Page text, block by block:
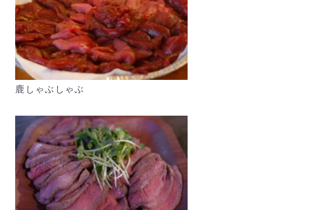
鹿しゃぶしゃぶ